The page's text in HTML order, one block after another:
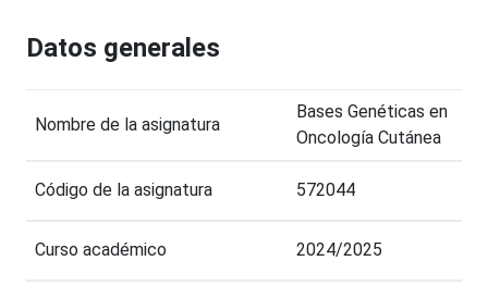
Datos generales
Nombre de la asignatura
Bases Genéticas en
Oncología Cutánea
Código de la asignatura 572044
Curso académico 2024/2025